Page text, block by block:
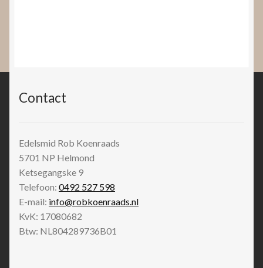
Contact
Edelsmid Rob Koenraads
5701 NP Helmond
Ketsegangske 9
Telefoon: 0492 527 598
E-mail: info@robkoenraads.nl
KvK: 17080682
Btw: NL804289736B01